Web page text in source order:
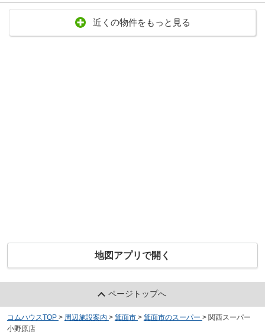
近くの物件をもっと見る
地図アプリで開く
ページトップへ
コムハウスTOP > 周辺施設案内 > 箕面市 > 箕面市のスーパー > 関西スーパー
小野原店